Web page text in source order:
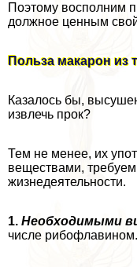
Поэтому восполним
должное ценным
Польза макарон из
Казалось бы,
извлечь прок?
Тем не менее, их
веществами,
жизнедеятельности.
1. Необходимыми
числе рибофлавином.